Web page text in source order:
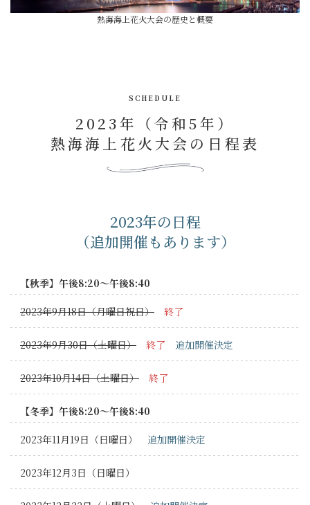
熱海海上花火大会の歴史と概要
2023年（令和5年）
熱海海上花火大会の日程表
SCHEDULE
2023年の日程
（追加開催もあります）
【秋季】午後8:20～午後8:40
2023年9月18日（月曜日祝日） 終了
2023年9月30日（土曜日） 終了 追加開催決定
2023年10月14日（土曜日） 終了
【冬季】午後8:20～午後8:40
2023年11月19日（日曜日） 追加開催決定
2023年12月3日（日曜日）